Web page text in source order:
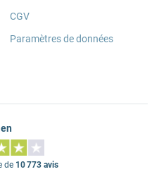
CGV
Paramètres de données
de 10 773 avis